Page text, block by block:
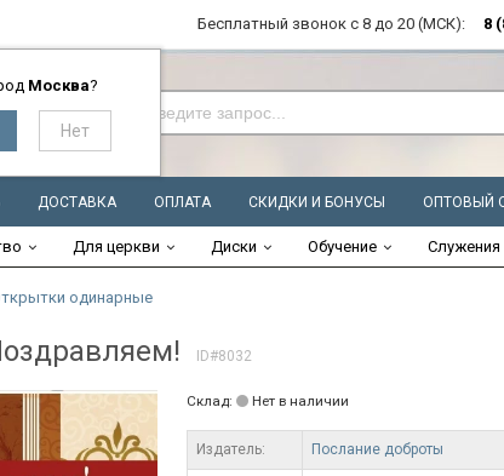
Москва?
Бесплатный звонок с 8 до 20 (МСК): 8
ДОСТАВКА ОПЛАТА СКИДКИ И БОНУСЫ ОПТОВЫЙ
Для церкви Диски Обучение Служения
одинарные
ID#8032
Склад: Нет в наличии
Издатель: Послание доброты